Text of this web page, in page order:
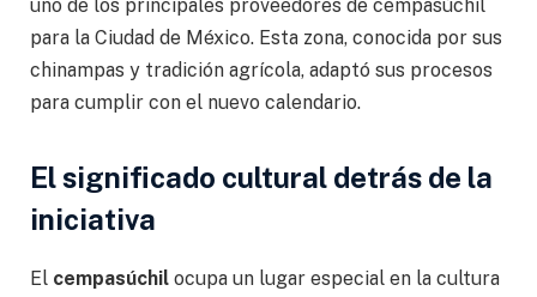
uno de los principales proveedores de cempasúchil
para la Ciudad de México. Esta zona, conocida por sus
chinampas y tradición agrícola, adaptó sus procesos
para cumplir con el nuevo calendario.
El significado cultural detrás de la
iniciativa
El cempasúchil ocupa un lugar especial en la cultura